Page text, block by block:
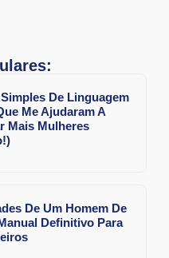
De Linguagem
Me Ajudaram A
Mais Mulheres
De Um Homem De
Definitivo Para